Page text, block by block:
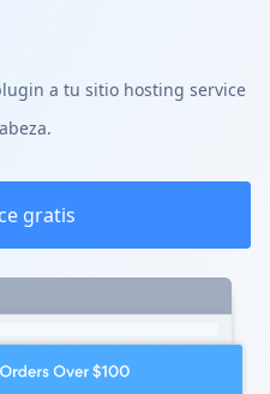
a tu sitio hosting service
gratis